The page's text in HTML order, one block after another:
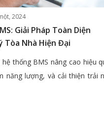
2024
Giải Pháp Toàn Diện
Tòa Nhà Hiện Đại
hệ thống BMS nâng cao hiệu
năng lượng, và cải thiện trải